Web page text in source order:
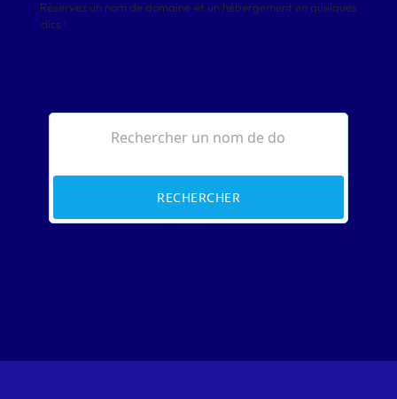
Réservez un nom de domaine et un hébergement en quelques
clics !
RECHERCHER